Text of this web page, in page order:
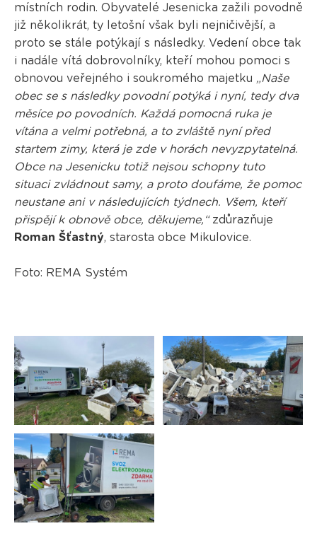
místních rodin. Obyvatelé Jesenicka zažili povodně
již několikrát, ty letošní však byli nejničivější, a
proto se stále potýkají s následky. Vedení obce tak
i nadále vítá dobrovolníky, kteří mohou pomoci s
obnovou veřejného i soukromého majetku „Naše
obec se s následky povodní potýká i nyní, tedy dva
měsíce po povodních. Každá pomocná ruka je
vítána a velmi potřebná, a to zvláště nyní před
startem zimy, která je zde v horách nevyzpytatelná.
Obce na Jesenicku totiž nejsou schopny tuto
situaci zvládnout samy, a proto doufáme, že pomoc
neustane ani v následujících týdnech. Všem, kteří
přispějí k obnově obce, děkujeme,“ zdůrazňuje
Roman Šťastný, starosta obce Mikulovice.
Foto: REMA Systém